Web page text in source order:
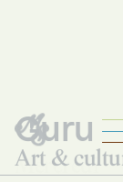
Mercredi
Guru
Art &